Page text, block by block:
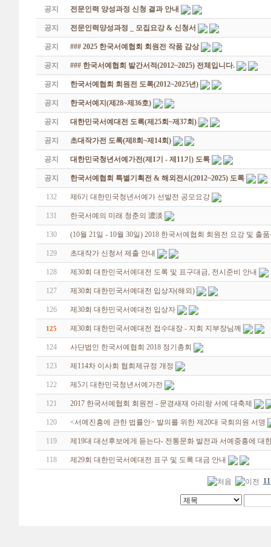
공지 전문인력 양성과정 신청 결과 안내
공지 전문인력양성과정 _ 모집요강 & 신청서
공지 ### 2025 한국서예협회 회원전 작품 감상
공지 ### 한국서예협회 발간서적(2012~2025) 전체입니다.
공지 한국서예협회 회원전 도록(2012~2025년)
공지 한국서예지(제28~제36호)
공지 대한민국서예대전 도록(제25회~제37회)
공지 초대작가전 도록(제8회~제14회)
공지 대한민국청년서예가전(제1기 - 제11기) 도록
공지 한국서예협회 특별기획전 & 해외전시(2012~2025) 도록
132 제6기 대한민국청년서예가 선발전 공모요강
131 한국서예의 미래 청춘의 濃淡
130 (10월 21일 - 10월 30일) 2018 한국서예협회 회원전 요강 및 출
129 초대작가 신청서 제출 안내
128 제30회 대한민국서예대전 도록 및 표구대금, 전시준비 안내
127 제30회 대한민국서예대전 입상자(해외)
126 제30회 대한민국서예대전 입상자
125 제30회 대한민국서예대전 접수대장 - 지회 지부장님께
124 사단법인 한국서예협회 2018 정기총회
123 제114차 이사회 협회제규정 개정
122 제5기 대한민국청년서예가전
121 2017 한국서예협회 회원전 - 문경새재 아리랑 서예 대축제
120 <서예진흥에 관한 법률안> 발의를 위한 제20대 국회의원 서명
119 제19대 대선후보에게 듣는다- 전통문화 발전과 서예중흥에 대
118 제29회 대한민국서예대전 표구 및 도록 대금 안내
11